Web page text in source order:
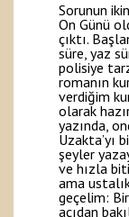
Sorunun
On Günü
çıktı.
süre, yaz
polisiye
romanın
verdiğim
olarak
yazında,
Uzakta’yı
şeyler
ve hızla
ama
geçelim:
açıdan